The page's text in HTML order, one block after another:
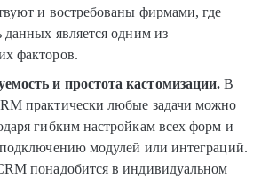
и востребованы фирмами, где
данных является одним из
факторов.
и простота кастомизации. В
практически любые задачи можно
гибким настройкам всех форм и
модулей или интеграций.
понадобится в индивидуальном